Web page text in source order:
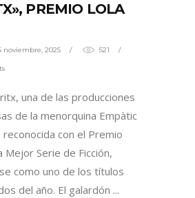
PREMIO LOLA
noviembre, 2025 521
una de las producciones
de la menorquina Empàtic
reconocida con el Premio
Mejor Serie de Ficción,
como uno de los títulos
del año. El galardón